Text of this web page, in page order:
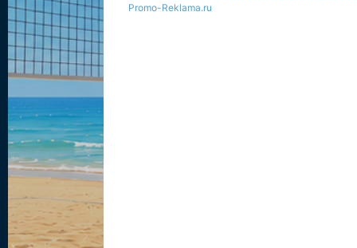
Promo-Reklama.ru